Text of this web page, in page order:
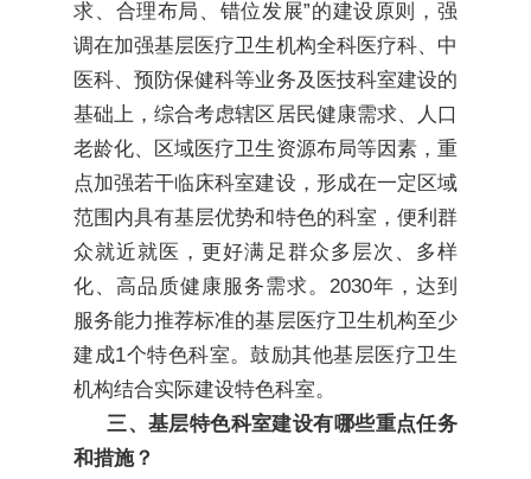
求、合理布局、错位发展”的建设原则，强
调在加强基层医疗卫生机构全科医疗科、中
医科、预防保健科等业务及医技科室建设的
基础上，综合考虑辖区居民健康需求、人口
老龄化、区域医疗卫生资源布局等因素，重
点加强若干临床科室建设，形成在一定区域
范围内具有基层优势和特色的科室，便利群
众就近就医，更好满足群众多层次、多样
化、高品质健康服务需求。2030年，达到
服务能力推荐标准的基层医疗卫生机构至少
建成1个特色科室。鼓励其他基层医疗卫生
机构结合实际建设特色科室。
三、基层特色科室建设有哪些重点任务
和措施？